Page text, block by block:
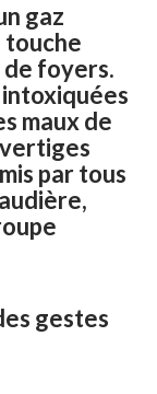
gaz
touche
de foyers.
maux de
par tous
gestes